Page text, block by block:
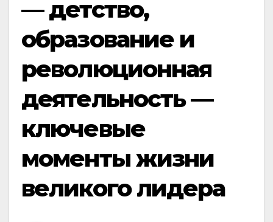
— детство,
образование и
революционная
деятельность —
ключевые
моменты жизни
великого лидера